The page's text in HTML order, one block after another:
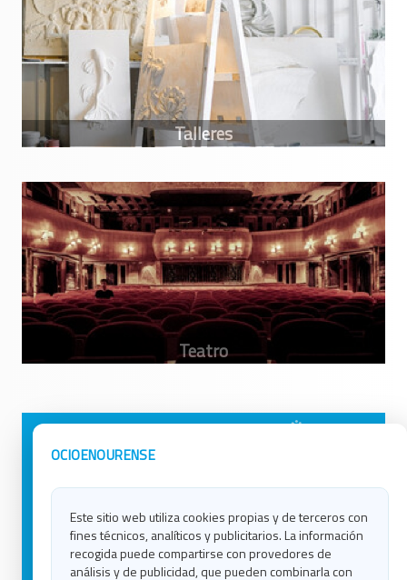
OCIOENOURENSE
Este sitio web utiliza cookies propias y de terceros con
fines técnicos, analíticos y publicitarios. La información
recogida puede compartirse con provedores de
análisis y de publicidad, que pueden combinarla con
Avisos Legales
Contacto
Política de Cookies
Ocio en Lugo
Ocio en Ourense
Ocio en Pontevedra